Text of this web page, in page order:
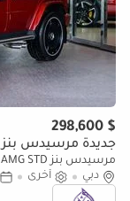
$ 298,600
جديدة مرسيدس بنز G 63 AMG STD
مرسيدس بنز G 63 AMG STD
دبي
أخرى